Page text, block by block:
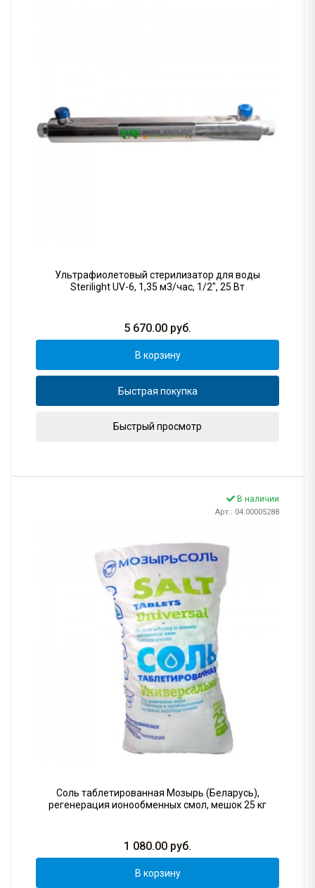
Ультрафиолетовый стерилизатор для воды
Sterilight UV-6, 1,35 м3/час, 1/2", 25 Вт
5 670.00 руб.
В корзину
Быстрая покупка
Быстрый просмотр
В наличии
Арт.: 04.00005288
Соль таблетированная Мозырь (Беларусь),
регенерация ионообменных смол, мешок 25 кг
1 080.00 руб.
В корзину